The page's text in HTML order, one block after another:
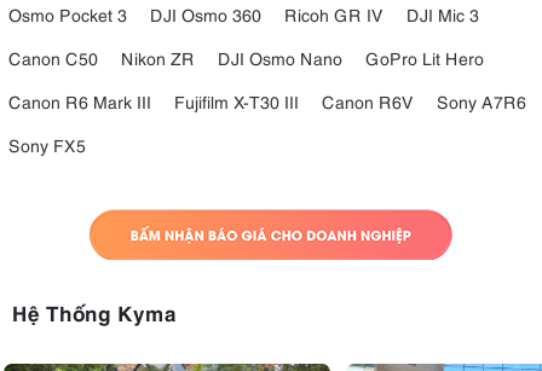
Osmo Pocket 3
DJI Osmo 360 Ricoh GR IV
DJI Mic 3
Canon C50
Nikon ZR DJI Osmo Nano
GoPro Lit Hero
Canon R6 Mark III
Fujifilm X-T30 III Canon R6V
Sony A7R6
Sony FX5
Hệ Thống Kyma